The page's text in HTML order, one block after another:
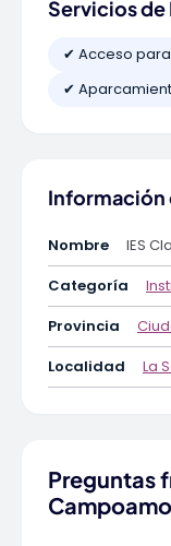
Servicios de
✔ Acceso
✔
Información
Nombre
IES
Categoría
Provincia
Localidad
La
Preguntas